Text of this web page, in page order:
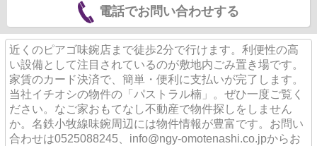
電話でお問い合わせする
近くのピアゴ味鋺店まで徒歩2分で行けます。利便性の高
い設備として注目されているのが敷地内ごみ置き場です。
家賃のカード決済で、簡単・便利に支払いが完了します。
当社イチオシの物件の「パストラル楠」。ぜひ一度ご覧く
ださい。なご家おもてなし不動産で物件探しをしません
か。名鉄小牧線味鋺周辺には物件情報が豊富です。お問い
合わせは0525088245、info@ngy-omotenashi.co.jpからお